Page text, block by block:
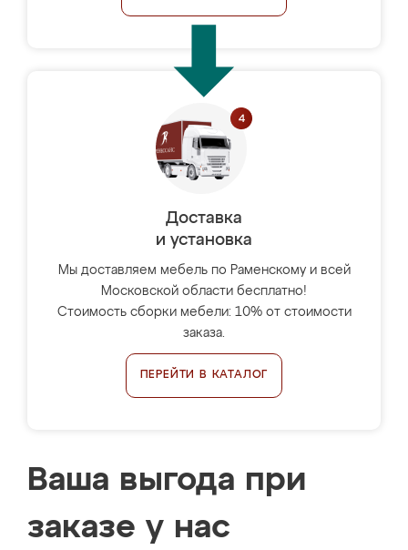
Доставка
и установка
Мы доставляем мебель по Раменскому и всей
Московской области бесплатно!
Стоимость сборки мебели: 10% от стоимости
заказа.
ПЕРЕЙТИ В КАТАЛОГ
Ваша выгода при
заказе у нас